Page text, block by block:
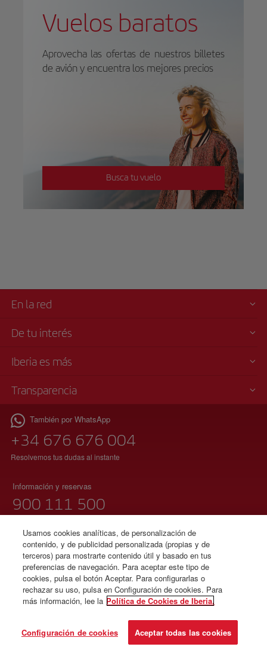
Vuelos baratos
Aprovecha las ofertas de nuestros billetes
de avión y encuentra los mejores precios
Busca tu vuelo
En la red
De tu interés
Iberia es más
Transparencia
También por WhatsApp
+34 676 676 004
Resolvemos tus dudas al instante
Información y reservas
900 111 500
Lunes a domingo 00:00 – 24:00 horas
91 333 67 01
(teléfono local sin tarificación adicional)
español e inglés
Usamos cookies analíticas, de personalización de
contenido, y de publicidad personalizada (propias y de
terceros) para mostrarte contenido útil y basado en tus
preferencias de navegación. Para aceptar este tipo de
cookies, pulsa el botón Aceptar. Para configurarlas o
rechazar su uso, pulsa en Configuración de cookies. Para
más información, lee la Política de Cookies de Iberia.
Configuración de cookies Aceptar todas las cookies